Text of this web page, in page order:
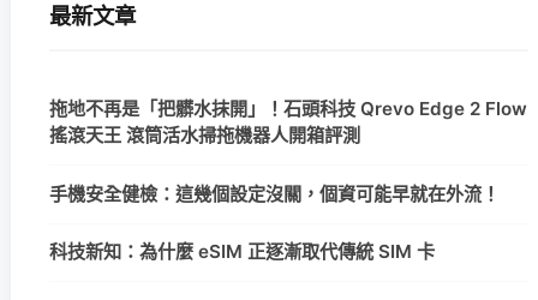
最新文章
拖地不再是「把髒水抹開」！石頭科技 Qrevo Edge 2 Flow
搖滾天王 滾筒活水掃拖機器人開箱評測
手機安全健檢：這幾個設定沒關，個資可能早就在外流！
科技新知：為什麼 eSIM 正逐漸取代傳統 SIM 卡